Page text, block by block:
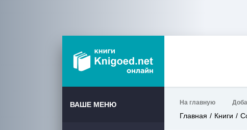
ВАШЕ МЕНЮ На главную
Главная Книги